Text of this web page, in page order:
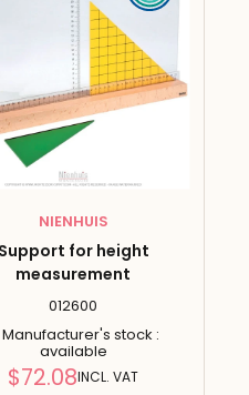
NIENHUIS
Support for height
measurement
012600
Manufacturer's stock :
available
Reduced
$72.08INCL. VAT